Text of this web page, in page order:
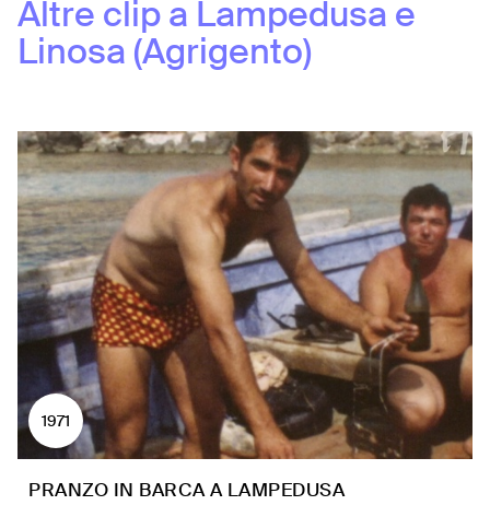
Altre clip a Lampedusa e
Linosa (Agrigento)
1971
PRANZO IN BARCA A LAMPEDUSA